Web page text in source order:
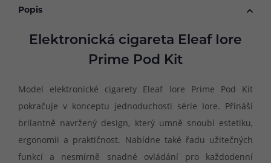
Popis
Elektronická cigareta Eleaf Iore
Prime Pod Kit
Model elektronické cigarety Eleaf Iore Prime Pod Kit
pokračuje v konceptu jednoduchosti série Iore. Přináší
brilantně navržený design, který umně snoubí estetiku,
ergonomii a praktičnost. Nabídne také řadu užitečných
funkcí a nesmírně snadné ovládání pro každodenní